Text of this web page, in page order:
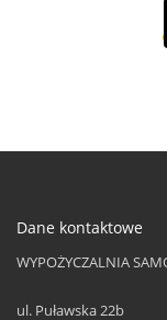
Dane kontaktowe
WYPOŻYCZALNIA
ul. Puławska 22b